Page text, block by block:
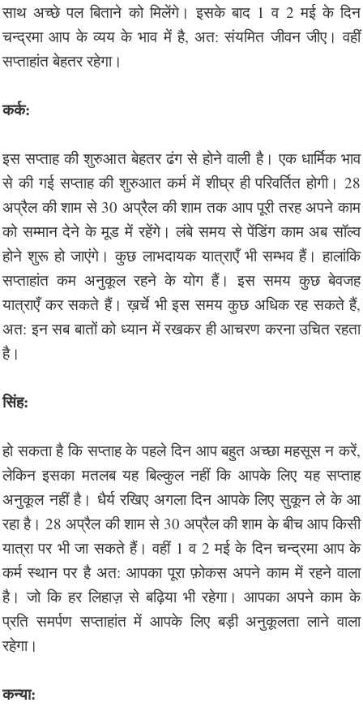
साथ अच्छे पल बिताने को मिलेंगे। इसके बाद 1 व 2 मई के दिन
चन्द्रमा आप के व्यय के भाव में है, अत: संयमित जीवन जीए। वहीं
सप्ताहांत बेहतर रहेगा।
कर्क:
इस सप्ताह की शुरुआत बेहतर ढंग से होने वाली है। एक धार्मिक भाव
से की गई सप्ताह की शुरुआत कर्म में शीघ्र ही परिवर्तित होगी। 28
अप्रैल की शाम से 30 अप्रैल की शाम तक आप पूरी तरह अपने काम
को सम्मान देने के मूड में रहेंगे। लंबे समय से पेंडिंग काम अब सॉल्व
होने शुरू हो जाएंगे। कुछ लाभदायक यात्राएँ भी सम्भव हैं। हालांकि
सप्ताहांत कम अनुकूल रहने के योग हैं। इस समय कुछ बेवजह
यात्राएँ कर सकते हैं। ख़र्चे भी इस समय कुछ अधिक रह सकते हैं,
अत: इन सब बातों को ध्यान में रखकर ही आचरण करना उचित रहता
है।
सिंह:
हो सकता है कि सप्ताह के पहले दिन आप बहुत अच्छा महसूस न करें,
लेकिन इसका मतलब यह बिल्कुल नहीं कि आपके लिए यह सप्ताह
अनुकूल नहीं है। धैर्य रखिए अगला दिन आपके लिए सुकून ले के आ
रहा है। 28 अप्रैल की शाम से 30 अप्रैल की शाम के बीच आप किसी
यात्रा पर भी जा सकते हैं। वहीं 1 व 2 मई के दिन चन्द्रमा आप के
कर्म स्थान पर है अत: आपका पूरा फ़ोकस अपने काम में रहने वाला
है। जो कि हर लिहाज़ से बढ़िया भी रहेगा। आपका अपने काम के
प्रति समर्पण सप्ताहांत में आपके लिए बड़ी अनुकूलता लाने वाला
रहेगा।
कन्या: